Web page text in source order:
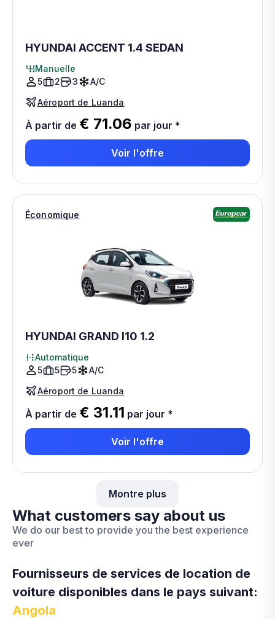
HYUNDAI ACCENT 1.4 SEDAN
Manuelle
5
2 3
A/C
Aéroport de Luanda
À partir de € 71.06 par jour *
Voir l'offre
Économique
HYUNDAI GRAND I10 1.2
Automatique
5
5 5
A/C
Aéroport de Luanda
À partir de € 31.11 par jour *
Voir l'offre
Montre plus
What customers say about us
We do our best to provide you the best experience
ever
Fournisseurs de services de location de
voiture disponibles dans le pays suivant:
Angola